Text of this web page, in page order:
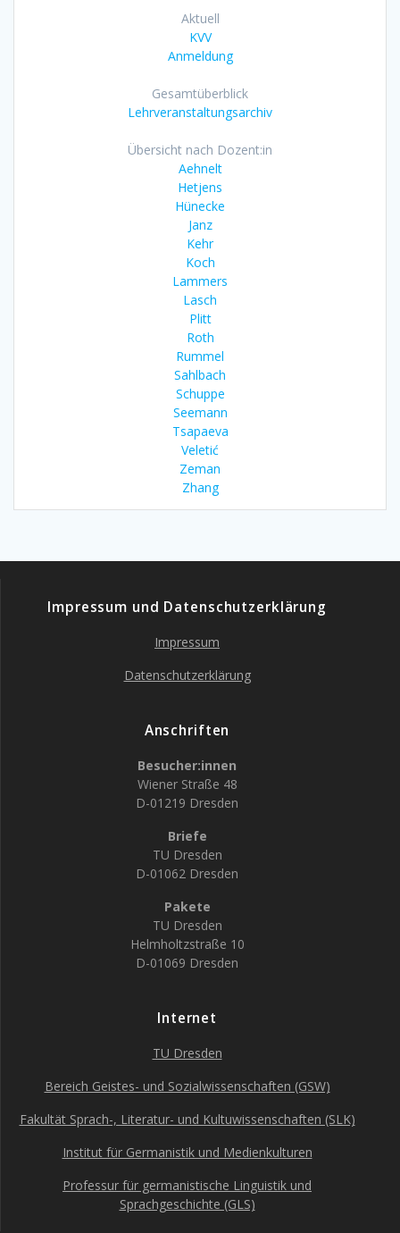
Aktuell
KVV
Anmeldung
Gesamtüberblick
Lehrveranstaltungsarchiv
Übersicht nach Dozent:in
Aehnelt
Hetjens
Hünecke
Janz
Kehr
Koch
Lammers
Lasch
Plitt
Roth
Rummel
Sahlbach
Schuppe
Seemann
Tsapaeva
Veletić
Zeman
Zhang
Impressum und Datenschutzerklärung
Impressum
Datenschutzerklärung
Anschriften
Besucher:innen
Wiener Straße 48
D-01219 Dresden
Briefe
TU Dresden
D-01062 Dresden
Pakete
TU Dresden
Helmholtzstraße 10
D-01069 Dresden
Internet
TU Dresden
Bereich Geistes- und Sozialwissenschaften (GSW)
Fakultät Sprach-, Literatur- und Kultuwissenschaften (SLK)
Institut für Germanistik und Medienkulturen
Professur für germanistische Linguistik und
Sprachgeschichte (GLS)